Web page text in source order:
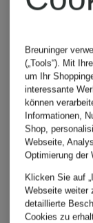
JO
Breuninger
(„Tools“). Mit
um Ihr
interessante
können
Informationen,
Shop,
Webseite,
Optimierung der
Klicken Sie auf
Webseite weiter
detaillierte
Cookies zu